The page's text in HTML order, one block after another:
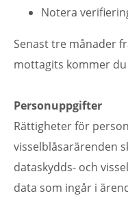
Notera
Senast tre månader
mottagits kommer
Personuppgifter
Rättigheter för
visselblåsarärenden
dataskydds- och
data som ingår i